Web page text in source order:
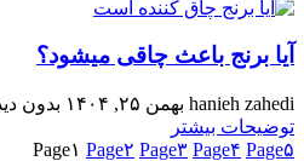
آیا برنج باعث چاقی میشود؟
hanieh zahedi بهمن ۲۵, ۱۴۰۴
بدون
توضیحات بیشتر
Page۱ Page۲ Page۳ Page۴ Page۵